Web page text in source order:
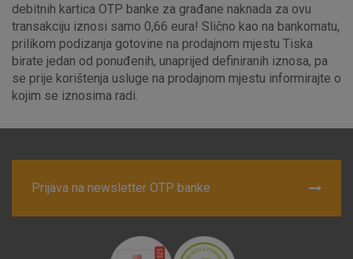
debitnih kartica OTP banke za građane naknada za ovu
transakciju iznosi samo 0,66 eura! Slično kao na bankomatu,
prilikom podizanja gotovine na prodajnom mjestu Tiska
birate jedan od ponuđenih, unaprijed definiranih iznosa, pa
se prije korištenja usluge na prodajnom mjestu informirajte o
kojim se iznosima radi.
Prijava na newsletter OTP banke
o njima, ali u tom slučaju neki dijelovi stranice neće raditi. Ti
kolačići ne pohranjuju nikakve informacije koje bi vas mogle
identificirati.
Detaljnije informacije o kolačićima